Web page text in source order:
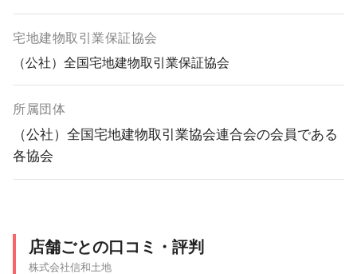
宅地建物取引業保証協会
（公社）全国宅地建物取引業保証協会
所属団体
（公社）全国宅地建物取引業協会連合会の会員である
各協会
店舗ごとの口コミ・評判
株式会社信和土地